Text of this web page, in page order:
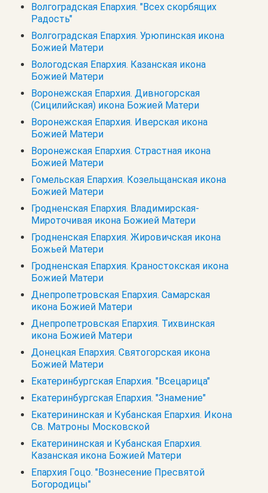
Волгоградская Епархия. "Всех скорбящих
Радость"
Волгоградская Епархия. Урюпинская икона
Божией Матери
Вологодская Епархия. Казанская икона
Божией Матери
Воронежская Епархия. Дивногорская
(Сицилийская) икона Божией Матери
Воронежская Епархия. Иверская икона
Божией Матери
Воронежская Епархия. Страстная икона
Божией Матери
Гомельская Епархия. Козельщанская икона
Божией Матери
Гродненская Епархия. Владимирская-
Мироточивая икона Божией Матери
Гродненская Епархия. Жировичская икона
Божьей Матери
Гродненская Епархия. Краностокская икона
Божией Матери
Днепропетровская Епархия. Самарская
икона Божией Матери
Днепропетровская Епархия. Тихвинская
икона Божией Матери
Донецкая Епархия. Святогорская икона
Божией Матери
Екатеринбургская Епархия. "Всецарица"
Екатеринбургская Епархия. "Знамение"
Екатерининская и Кубанская Епархия. Икона
Св. Матроны Московской
Екатерининская и Кубанская Епархия.
Казанская икона Божией Матери
Епархия Гоцо. "Вознесение Пресвятой
Богородицы"